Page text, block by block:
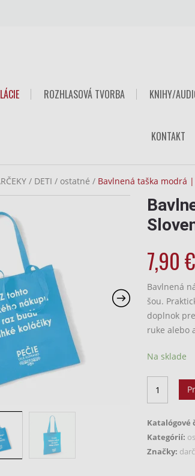
ROZHLASOVÁ TVORBA KNIHY/
KONTAKT
/ DETI / ostatné / Bavlnená taška modrá
7,90€
Bavlnená
šou.
doplnok
ruke alebo
Na sklade
množstvo
Bavlnená
modrá
|
Pečie
Katalógové
Kategórií:
Značky: